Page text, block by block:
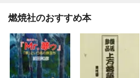
燃焼社のおすすめ本